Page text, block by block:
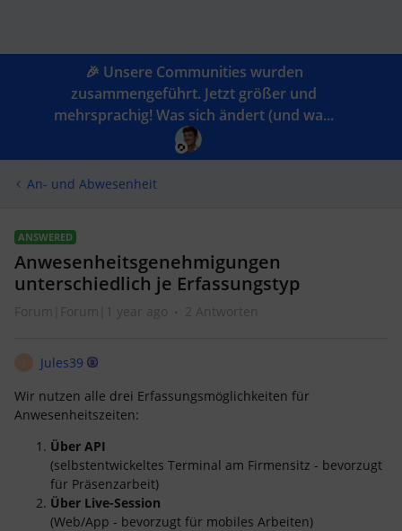
🎉 Unsere Communities wurden
zusammengeführt. Jetzt größer und
mehrsprachig! Was sich ändert (und wa...
An- und Abwesenheit
ANSWERED
Anwesenheitsgenehmigungen
unterschiedlich je Erfassungstyp
Forum|Forum|1 year ago 2 Antworten
Jules39
Wir nutzen alle drei Erfassungsmöglichkeiten für
Anwesenheitszeiten:
Über API
(selbstentwickeltes Terminal am Firmensitz - bevorzugt
für Präsenzarbeit)
Über Live-Session
(Web/App - bevorzugt für mobiles Arbeiten)